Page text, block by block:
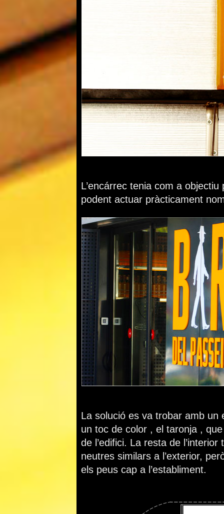
L’encárrec tenia com a
podent actuar pràcticament
La solució es va trobar amb un
un toc de color , el taronja ,
de l’edifici. La resta de
neutres similars a l’exterior,
els peus cap a l’establiment.